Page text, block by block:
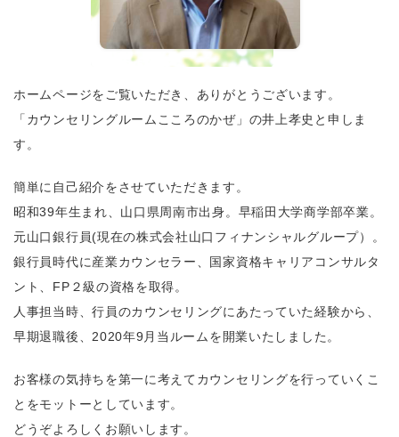
ホームページをご覧いただき、ありがとうございます。
「カウンセリングルームこころのかぜ」の井上孝史と申しま
す。
簡単に自己紹介をさせていただきます。
昭和39年生まれ、山口県周南市出身。早稲田大学商学部卒業。
元山口銀行員(現在の株式会社山口フィナンシャルグループ）。
銀行員時代に産業カウンセラー、国家資格キャリアコンサルタ
ント、FP２級の資格を取得。
人事担当時、行員のカウンセリングにあたっていた経験から、
早期退職後、2020年9月当ルームを開業いたしました。
お客様の気持ちを第一に考えてカウンセリングを行っていくこ
とをモットーとしています。
どうぞよろしくお願いします。